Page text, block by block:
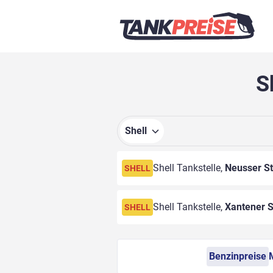
Shell
SHELL Shell Tankstelle, Neusser
SHELL Shell Tankstelle, Xantener
Benzinpreise